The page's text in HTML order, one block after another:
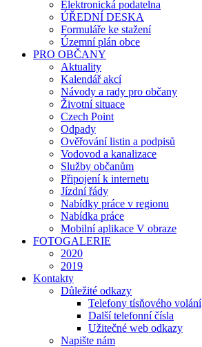
Elektronická podatelna
ÚŘEDNÍ DESKA
Formuláře ke stažení
Územní plán obce
PRO OBČANY
Aktuality
Kalendář akcí
Návody a rady pro občany
Životní situace
Czech Point
Odpady
Ověřování listin a podpisů
Vodovod a kanalizace
Služby občanům
Připojení k internetu
Jízdní řády
Nabídky práce v regionu
Nabídka práce
Mobilní aplikace V obraze
FOTOGALERIE
2020
2019
Kontakty
Důležité odkazy
Telefony tísňového volání
Další telefonní čísla
Užitečné web odkazy
Napište nám